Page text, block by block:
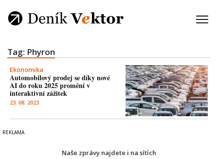
Tag: Phyron
Ekonomika
Automobilový prodej se díky nové
AI do roku 2025 promění v
interaktivní zážitek
23. 08. 2023
Naše zprávy najdete i na sítích